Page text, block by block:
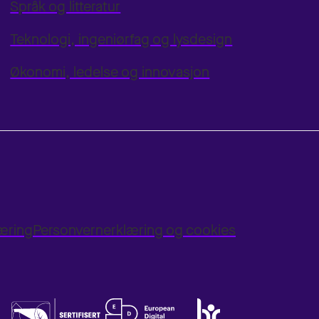
Språk og litteratur
Teknologi, ingeniørfag og lysdesign
Økonomi, ledelse og innovasjon
Personvernerklæring og cookies